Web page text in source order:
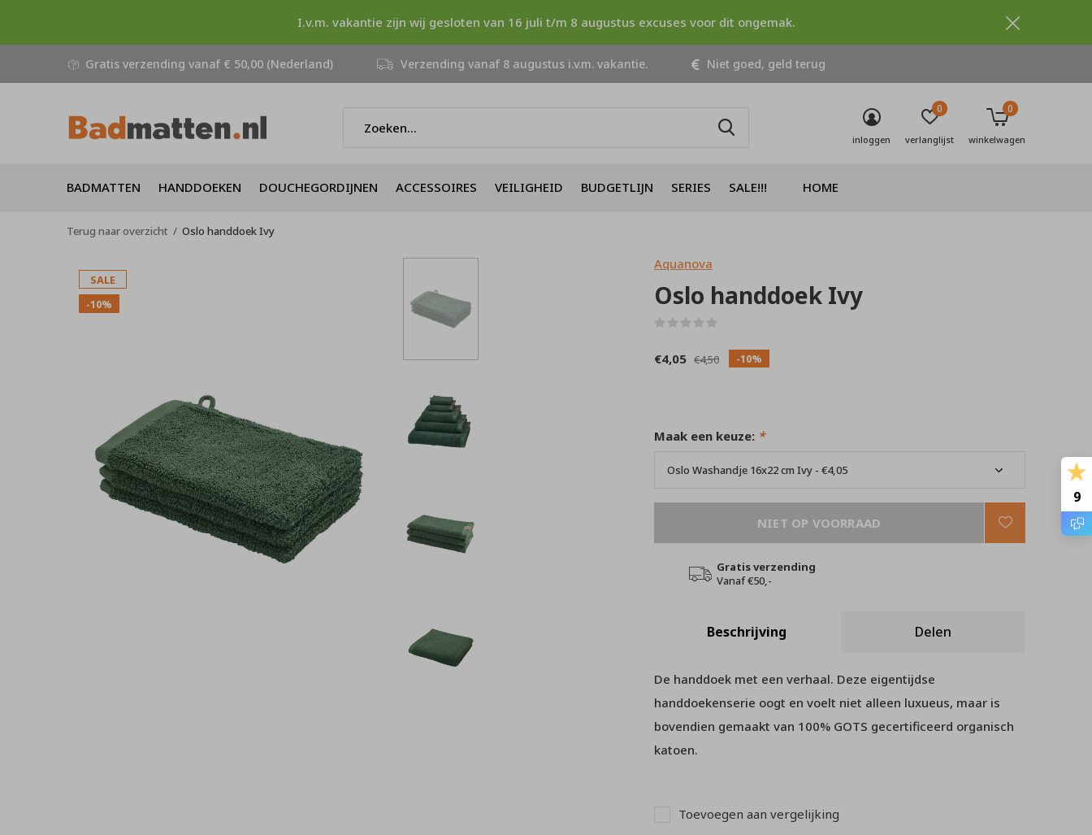
BADMATTEN HANDDOEKEN DOUCHEGORDIJNEN ACCESSOIRES VEILIGHEID BUDGETLIJN SERIES SALE!!! HOME
inloggen verlanglijst
0
winkelwagen
0
Gratis verzending vanaf € 50,00 (Nederland) Verzending vanaf 8 augustus i.v.m. vakantie. Niet goed, geld terug
I.v.m. vakantie zijn wij gesloten van 16 juli t/m 8 augustus excuses voor dit ongemak.
Terug naar overzicht Oslo handdoek Ivy
SALE
-10%
Aquanova
Oslo handdoek Ivy
€4,05 €4,50 -10%
Maak een keuze: *
NIET OP VOORRAAD
Gratis verzending
Vanaf €50,-
Beschrijving Delen
De handdoek met een verhaal. Deze eigentijdse
handdoekenserie oogt en voelt niet alleen luxueus, maar is
bovendien gemaakt van 100% GOTS gecertificeerd organisch
katoen.
Toevoegen aan vergelijking
9